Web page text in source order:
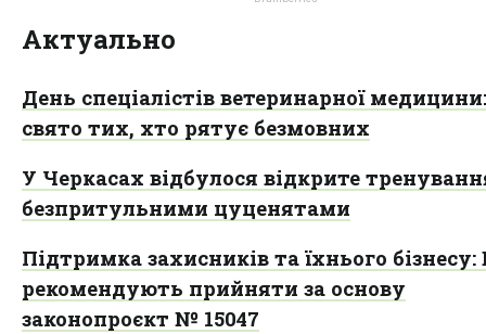
Актуально
День спеціалістів ветеринарної медицини:
свято тих, хто рятує безмовних
У Черкасах відбулося відкрите
безпритульними цуценятами
Підтримка захисників та їхнього бізнесу:
рекомендують прийняти за основу
законопроєкт № 15047